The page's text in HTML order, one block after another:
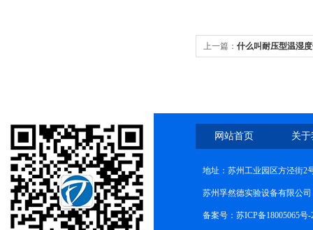
上一篇： 什么叫耐压型温湿
网站首页 关
地址：苏州工业园区方泾街2
苏州孚然德实验设备有限公司
备案号：苏ICP备18005065号-